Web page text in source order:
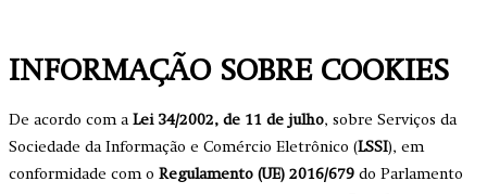
INFORMAÇÃO SOBRE COOKIES
De acordo com a Lei 34/2002, de 11 de julho, sobre Serviços da
Sociedade da Informação e Comércio Eletrônico (LSSI), em
conformidade com o Regulamento (UE) 2016/679 do Parlamento